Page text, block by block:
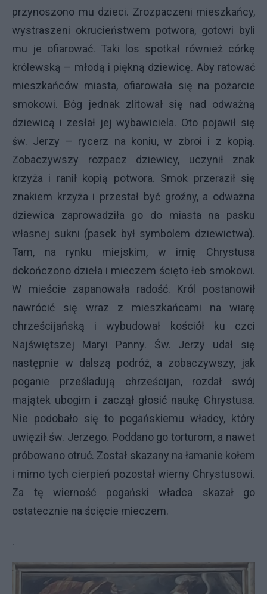
przynoszono mu dzieci. Zrozpaczeni mieszkańcy,
wystraszeni okrucieństwem potwora, gotowi byli
mu je ofiarować. Taki los spotkał również córkę
królewską – młodą i piękną dziewicę. Aby ratować
mieszkańców miasta, ofiarowała się na pożarcie
smokowi. Bóg jednak zlitował się nad odważną
dziewicą i zesłał jej wybawiciela. Oto pojawił się
św. Jerzy – rycerz na koniu, w zbroi i z kopią.
Zobaczywszy rozpacz dziewicy, uczynił znak
krzyża i ranił kopią potwora. Smok przeraził się
znakiem krzyża i przestał być groźny, a odważna
dziewica zaprowadziła go do miasta na pasku
własnej sukni (pasek był symbolem dziewictwa).
Tam, na rynku miejskim, w imię Chrystusa
dokończono dzieła i mieczem ścięto łeb smokowi.
W mieście zapanowała radość. Król postanowił
nawrócić się wraz z mieszkańcami na wiarę
chrześcijańską i wybudował kościół ku czci
Najświętszej Maryi Panny. Św. Jerzy udał się
następnie w dalszą podróż, a zobaczywszy, jak
poganie prześladują chrześcijan, rozdał swój
majątek ubogim i zaczął głosić naukę Chrystusa.
Nie podobało się to pogańskiemu władcy, który
uwięził św. Jerzego. Poddano go torturom, a nawet
próbowano otruć. Został skazany na łamanie kołem
i mimo tych cierpień pozostał wierny Chrystusowi.
Za tę wierność pogański władca skazał go
ostatecznie na ścięcie mieczem.
.